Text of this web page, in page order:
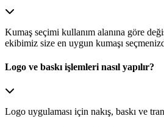
Kumaş seçimi kullanım alanına göre
ekibimiz size en uygun kumaşı
Logo ve baskı işlemleri nasıl yapılır?
Logo uygulaması için nakış, baskı ve